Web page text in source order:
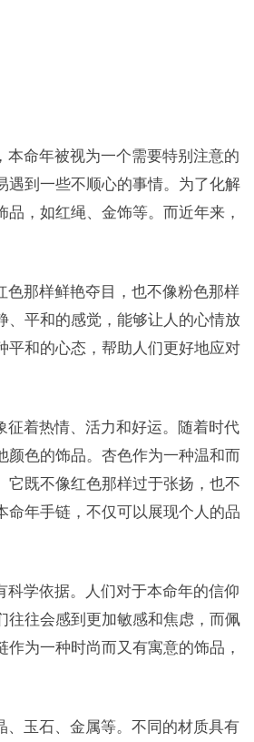
命年被视为一个需要特别注意的
遇到一些不顺心的事情。为了化解
，如红绳、金饰等。而近年来，
色那样鲜艳夺目，也不像粉色那样
、平和的感觉，能够让人的心情放
平和的心态，帮助人们更好地应对
征着热情、活力和好运。随着时代
颜色的饰品。杏色作为一种温和而
它既不像红色那样过于张扬，也不
命年手链，不仅可以展现个人的品
学依据。人们对于本命年的信仰
往往会感到更加敏感和焦虑，而佩
为一种时尚而又有寓意的饰品，
、玉石、金属等。不同的材质具有